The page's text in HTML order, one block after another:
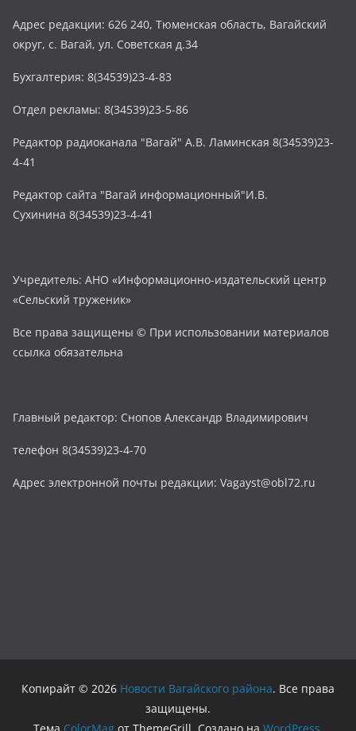
Адрес редакции: 626 240, Тюменская область, Вагайский
округ, с. Вагай, ул. Советская д.34
Бухгалтерия: 8(34539)23-4-83
Отдел рекламы: 8(34539)23-5-86
Редактор радиоканала "Вагай" А.В. Ламинская 8(34539)23-
4-41
Редактор сайта "Вагай информационный"И.В.
Сухинина 8(34539)23-4-41
Учредитель: АНО «Информационно-издательский центр
«Сельский труженик»
Все права защищены © При использовании материалов
ссылка обязательна
Главный редактор: Снопов Александр Владимирович
телефон 8(34539)23-4-70
Адрес электронной почты редакции: Vagayst@obl72.ru
Копирайт © 2026 Новости Вагайского района. Все права
защищены.
Тема ColorMagот ThemeGrill. Создано на WordPress